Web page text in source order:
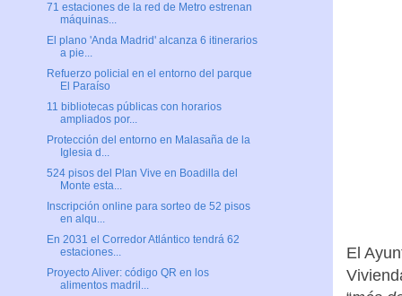
El
71 estaciones de la red de Metro estrenan
máquinas...
El plano 'Anda Madrid' alcanza 6 itinerarios
a pie...
Refuerzo policial en el entorno del parque
El Paraíso
11 bibliotecas públicas con horarios
ampliados por...
Protección del entorno en Malasaña de la
Iglesia d...
524 pisos del Plan Vive en Boadilla del
Monte esta...
Inscripción online para sorteo de 52 pisos
en alqu...
En 2031 el Corredor Atlántico tendrá 62
estaciones...
Proyecto Aliver: código QR en los
alimentos madril...